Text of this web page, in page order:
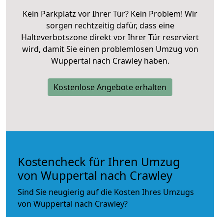
Kein Parkplatz vor Ihrer Tür? Kein Problem! Wir
sorgen rechtzeitig dafür, dass eine
Halteverbotszone direkt vor Ihrer Tür reserviert
wird, damit Sie einen problemlosen Umzug von
Wuppertal nach Crawley haben.
Kostenlose Angebote erhalten
Kostencheck für Ihren Umzug
von Wuppertal nach Crawley
Sind Sie neugierig auf die Kosten Ihres Umzugs
von Wuppertal nach Crawley?